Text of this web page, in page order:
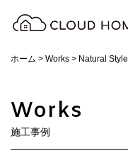
ホーム > Works > Natural Style
Works
施工事例